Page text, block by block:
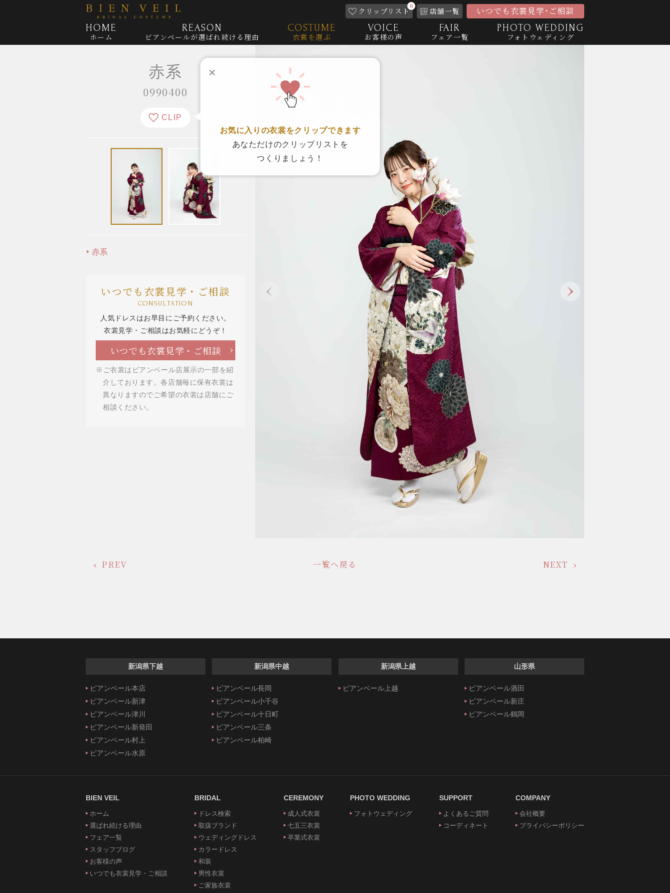
クリップリスト
0
店舗一覧 いつでも衣裳見学･ご相談
HOME
ホーム
REASON
ビアンベールが選ばれ続ける理由
COSTUME
衣裳を選ぶ
VOICE
お客様の声
FAIR
フェア一覧
PHOTO WEDDING
フォトウェディング
赤系
0990400
CLIP
お気に入りの衣裳をクリップできます
あなただけのクリップリストを
つくりましょう！
×
赤系
いつでも衣裳見学・ご相談
CONSULTATION
人気ドレスはお早目にご予約ください。
衣裳見学・ご相談はお気軽にどうぞ！
いつでも衣裳見学・ご相談
※ご衣裳はビアンベール店展示の一部を紹
介しております。各店舗毎に保有衣裳は
異なりますのでご希望の衣裳は店舗にご
相談ください。
PREV 一覧へ戻る NEXT
新潟県下越
ビアンベール本店
ビアンベール新津
ビアンベール津川
ビアンベール新発田
ビアンベール村上
ビアンベール水原
新潟県中越
ビアンベール長岡
ビアンベール小千谷
ビアンベール十日町
ビアンベール三条
ビアンベール柏崎
新潟県上越
ビアンベール上越
山形県
ビアンベール酒田
ビアンベール新庄
ビアンベール鶴岡
BIEN VEIL
ホーム
選ばれ続ける理由
フェア一覧
スタッフブログ
お客様の声
いつでも衣裳見学・ご相談
BRIDAL
ドレス検索
取扱ブランド
ウェディングドレス
カラードレス
和装
男性衣裳
ご家族衣裳
CEREMONY
成人式衣裳
七五三衣裳
卒業式衣裳
PHOTO WEDDING
フォトウェディング
SUPPORT
よくあるご質問
コーディネート
COMPANY
会社概要
プライバシーポリシー